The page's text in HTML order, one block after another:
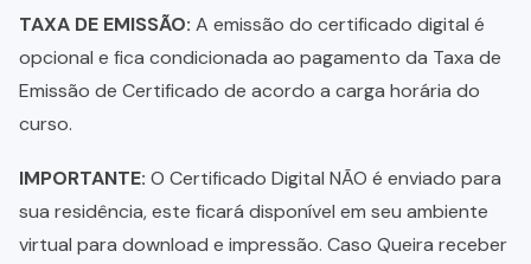
TAXA DE EMISSÃO: A emissão do certificado digital é
opcional e fica condicionada ao pagamento da Taxa de
Emissão de Certificado de acordo a carga horária do
curso.
IMPORTANTE: O Certificado Digital NÃO é enviado para
sua residência, este ficará disponível em seu ambiente
virtual para download e impressão. Caso Queira receber